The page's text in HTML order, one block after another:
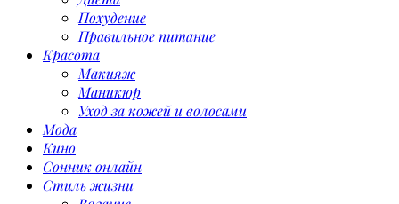
Похудение
Правильное питание
Красота
Макияж
Маникюр
Уход за кожей и волосами
Мода
Кино
Сонник онлайн
Стиль жизни